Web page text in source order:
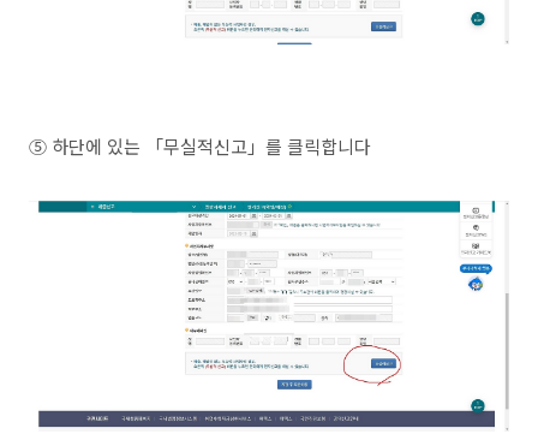
⑤ 하단에 있는 「무실적신고」를 클릭합니다